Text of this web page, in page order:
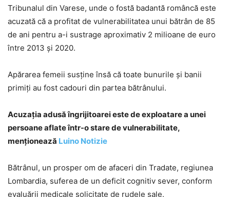
Tribunalul din Varese, unde o fostă badantă româncă este
acuzată că a profitat de vulnerabilitatea unui bătrân de 85
de ani pentru a-i sustrage aproximativ 2 milioane de euro
între 2013 și 2020.
Apărarea femeii susține însă că toate bunurile și banii
primiți au fost cadouri din partea bătrânului.
Acuzația adusă îngrijitoarei este de exploatare a unei
persoane aflate într-o stare de vulnerabilitate,
menționează Luino Notizie
Bătrânul, un prosper om de afaceri din Tradate, regiunea
Lombardia, suferea de un deficit cognitiv sever, conform
evaluării medicale solicitate de rudele sale.